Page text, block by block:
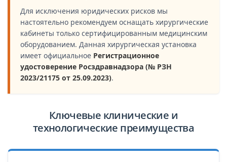
Для исключения юридических рисков мы
настоятельно рекомендуем оснащать хирургические
кабинеты только сертифицированным медицинским
оборудованием. Данная хирургическая установка
имеет официальное Регистрационное
удостоверение Росздравнадзора (№ РЗН
2023/21175 от 25.09.2023).
Ключевые клинические и
технологические преимущества